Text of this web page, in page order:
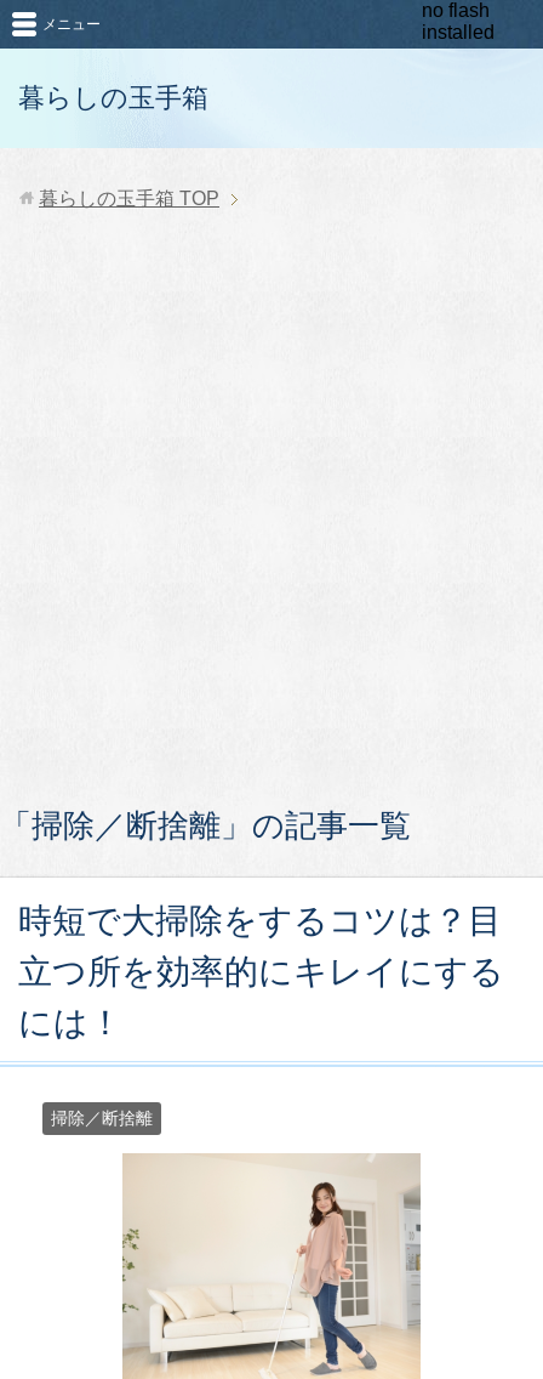
暮らしの玉手箱
メニュー
暮らしの玉手箱 TOP
「掃除／断捨離」の記事一覧
時短で大掃除をするコツは？目
立つ所を効率的にキレイにする
には！
掃除／断捨離
no flash
installed